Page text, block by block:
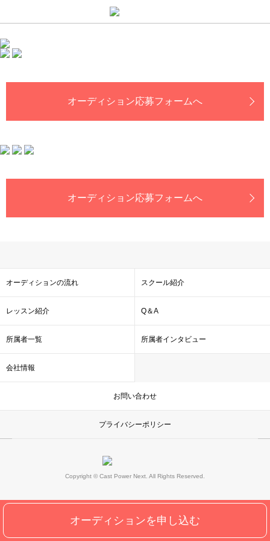
オーディション応募フォームへ
オーディション応募フォームへ
オーディションの流れ スクール紹介
レッスン紹介 Q＆A
所属者一覧 所属者インタビュー
会社情報
お問い合わせ
プライバシーポリシー
Copyright © Cast Power Next. All Rights Reserved.
オーディションを申し込む